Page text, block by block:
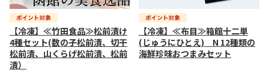
【冷凍】≪竹田食品≫松前漬け
4種セット(数の子松前漬、切干
松前漬、山くらげ松前漬、松前
漬）
【冷凍】≪布目≫箱館十二単
(じゅうにひとえ) N 12種類の
海鮮珍味おつまみセット